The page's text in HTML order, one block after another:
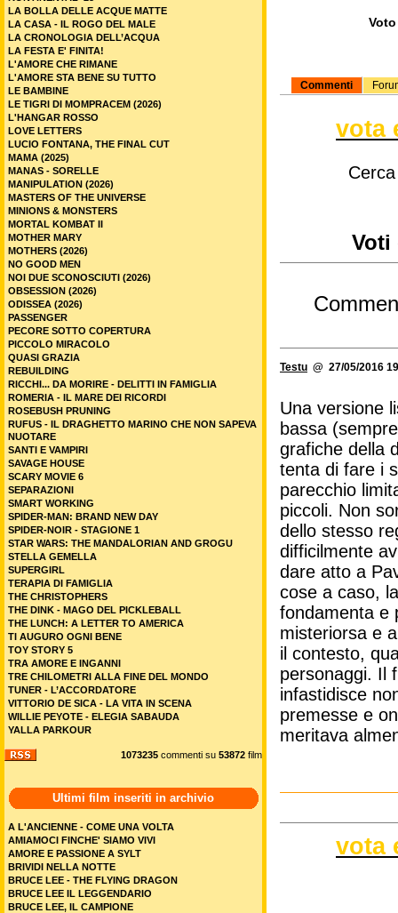
Commenti
vota
Voti
Testu @ 27/05/2016
Una versione
bassa
grafiche della
tenta di fare i
parecchio
piccoli. Non
dello stesso
difficilmente
dare atto a
cose a caso,
fondamenta e
misteriorsa e
il contesto,
personaggi. Il
infastidisce
premesse e
meritava
vota
LA BOLLA DELLE ACQUE MATTE
LA CASA - IL ROGO DEL MALE
LA CRONOLOGIA DELL’ACQUA
LA FESTA E' FINITA!
L'AMORE CHE RIMANE
L'AMORE STA BENE SU TUTTO
LE BAMBINE
LE TIGRI DI MOMPRACEM (2026)
L'HANGAR ROSSO
LOVE LETTERS
LUCIO FONTANA, THE FINAL CUT
MAMA (2025)
MANAS - SORELLE
MANIPULATION (2026)
MASTERS OF THE UNIVERSE
MINIONS & MONSTERS
MORTAL KOMBAT II
MOTHER MARY
MOTHERS (2026)
NO GOOD MEN
NOI DUE SCONOSCIUTI (2026)
OBSESSION (2026)
ODISSEA (2026)
PASSENGER
PECORE SOTTO COPERTURA
PICCOLO MIRACOLO
QUASI GRAZIA
REBUILDING
RICCHI... DA MORIRE - DELITTI IN FAMIGLIA
ROMERIA - IL MARE DEI RICORDI
ROSEBUSH PRUNING
RUFUS - IL DRAGHETTO MARINO CHE NON SAPEVA
NUOTARE
SANTI E VAMPIRI
SAVAGE HOUSE
SCARY MOVIE 6
SEPARAZIONI
SMART WORKING
SPIDER-MAN: BRAND NEW DAY
SPIDER-NOIR - STAGIONE 1
STAR WARS: THE MANDALORIAN AND GROGU
STELLA GEMELLA
SUPERGIRL
TERAPIA DI FAMIGLIA
THE CHRISTOPHERS
THE DINK - MAGO DEL PICKLEBALL
THE LUNCH: A LETTER TO AMERICA
TI AUGURO OGNI BENE
TOY STORY 5
TRA AMORE E INGANNI
TRE CHILOMETRI ALLA FINE DEL MONDO
TUNER - L’ACCORDATORE
VITTORIO DE SICA - LA VITA IN SCENA
WILLIE PEYOTE - ELEGIA SABAUDA
YALLA PARKOUR
1073235 commenti su 53872 film
Ultimi film inseriti in archivio
A L'ANCIENNE - COME UNA VOLTA
AMIAMOCI FINCHE' SIAMO VIVI
AMORE E PASSIONE A SYLT
BRIVIDI NELLA NOTTE
BRUCE LEE - THE FLYING DRAGON
BRUCE LEE IL LEGGENDARIO
BRUCE LEE, IL CAMPIONE